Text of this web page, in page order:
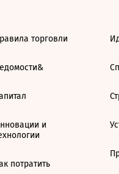
торговли
и
потратить